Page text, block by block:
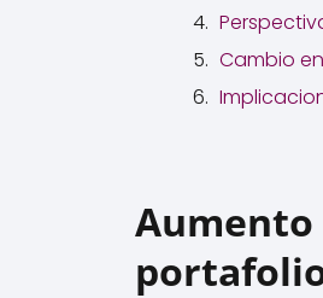
Cambio
Aumento